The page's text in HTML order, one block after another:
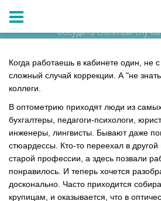
обсудить сложный
Когда работаешь в кабинете один, не
сложный случай коррекции. А "не
коллеги.
В оптометрию приходят люди из
бухгалтеры, педагоги-психологи,
инженеры, лингвисты. Бывают даже
стюардессы. Кто-то переехал в другой
старой профессии, а здесь позвали
понравилось. И теперь хочется
досконально. Часто приходится
крупицам, и оказывается, что в